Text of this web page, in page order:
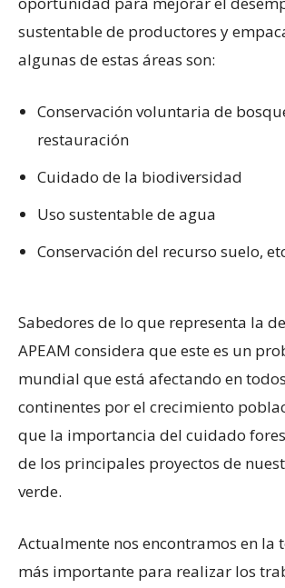
sustentable de productores y
algunas de estas áreas son:
Conservación voluntaria de
restauración
Cuidado de la biodiversidad
Uso sustentable de agua
Conservación del recurso suelo,
Sabedores de lo que representa la
APEAM considera que este es un
mundial que está afectando en
continentes por el crecimiento
que la importancia del cuidado
de los principales proyectos de
verde.
Actualmente nos encontramos en la
más importante para realizar los